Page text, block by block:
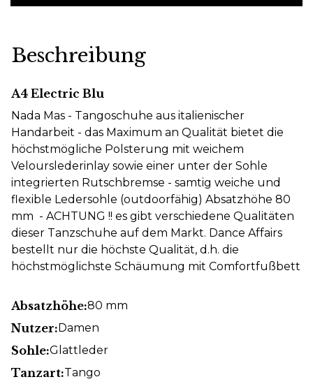
Beschreibung
A4 Electric Blu
Nada Mas - Tangoschuhe aus italienischer
Handarbeit - das Maximum an Qualität bietet die
höchstmögliche Polsterung mit weichem
Velourslederinlay sowie einer unter der Sohle
integrierten Rutschbremse - samtig weiche und
flexible Ledersohle (outdoorfähig) Absatzhöhe 80
mm - ACHTUNG !! es gibt verschiedene Qualitäten
dieser Tanzschuhe auf dem Markt. Dance Affairs
bestellt nur die höchste Qualität, d.h. die
höchstmöglichste Schäumung mit Comfortfußbett
Absatzhöhe:80 mm
Nutzer:Damen
Sohle:Glattleder
Tanzart:Tango